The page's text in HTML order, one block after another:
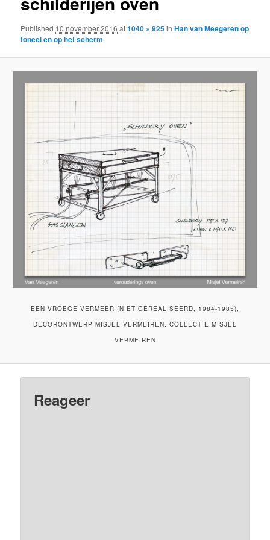
Published 10 november 2016 at1040 × 925inHan van Meegeren op
toneel en op het scherm
EEN VROEGE VERMEER (NIET GEREALISEERD, 1984-1985),
DECORONTWERP MISJEL VERMEIREN. COLLECTIE MISJEL
VERMEIREN
Reageer